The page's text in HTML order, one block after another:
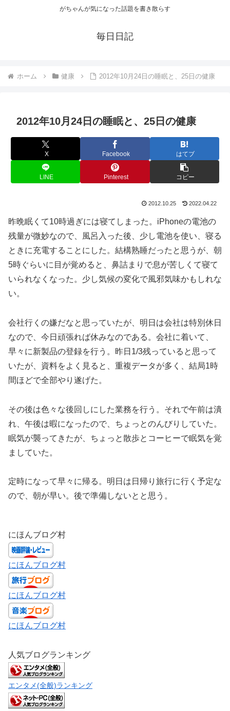
がちゃんが気になった話題を書き散らす
毎日日記
ホーム 健康 2012年10月24日の睡眠と、25日の健康
2012年10月24日の睡眠と、25日の健康
X Facebook はてブ
LINE Pinterest コピー
2012.10.25 2022.04.22
昨晩眠くて10時過ぎには寝てしまった。iPhoneの電池の
残量が微妙なので、風呂入った後、少し電池を使い、寝る
ときに充電することにした。結構熟睡だったと思うが、朝
5時ぐらいに目が覚めると、鼻詰まりで息が苦しくて寝て
いられなくなった。少し気候の変化で風邪気味かもしれな
い。
会社行くの嫌だなと思っていたが、明日は会社は特別休日
なので、今日頑張れば休みなのである。会社に着いて、
早々に新製品の登録を行う。昨日1/3残っていると思って
いたが、資料をよく見ると、重複データが多く、結局1時
間ほどで全部やり遂げた。
その後は色々な後回しにした業務を行う。それで午前は潰
れ、午後は暇になったので、ちょっとのんびりしていた。
眠気が襲ってきたが、ちょっと散歩とコーヒーで眠気を覚
ましていた。
定時になって早々に帰る。明日は日帰り旅行に行く予定な
ので、朝が早い。後で準備しないとと思う。
にほんブログ村
にほんブログ村
にほんブログ村
にほんブログ村
人気ブログランキング
エンタメ(全般)ランキング